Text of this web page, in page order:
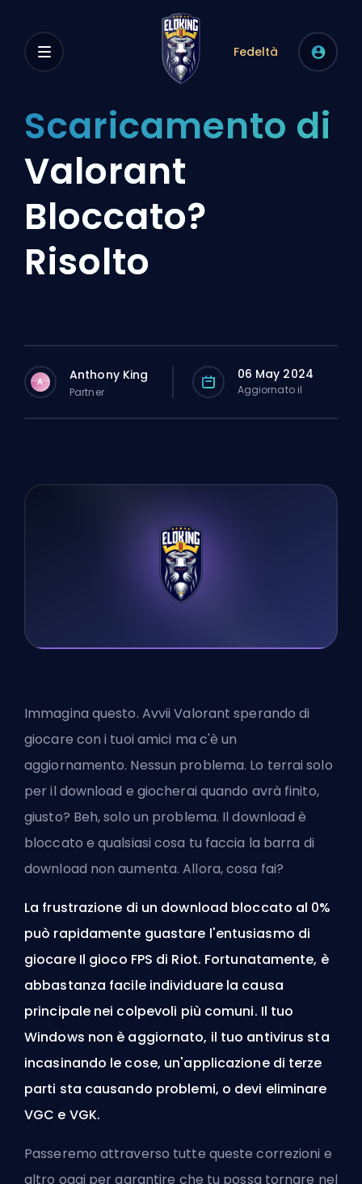
Fedeltà
Scaricamento di
Valorant
Bloccato?
Risolto
A Anthony King
Partner
06 May 2024
Aggiornato il
Immagina questo. Avvii Valorant sperando di
giocare con i tuoi amici ma c'è un
aggiornamento. Nessun problema. Lo terrai solo
per il download e giocherai quando avrà finito,
giusto? Beh, solo un problema. Il download è
bloccato e qualsiasi cosa tu faccia la barra di
download non aumenta. Allora, cosa fai?
La frustrazione di un download bloccato al 0%
può rapidamente guastare l'entusiasmo di
giocare Il gioco FPS di Riot. Fortunatamente, è
abbastanza facile individuare la causa
principale nei colpevoli più comuni. Il tuo
Windows non è aggiornato, il tuo antivirus sta
incasinando le cose, un'applicazione di terze
parti sta causando problemi, o devi eliminare
VGC e VGK.
Passeremo attraverso tutte queste correzioni e
altro oggi per garantire che tu possa tornare nel